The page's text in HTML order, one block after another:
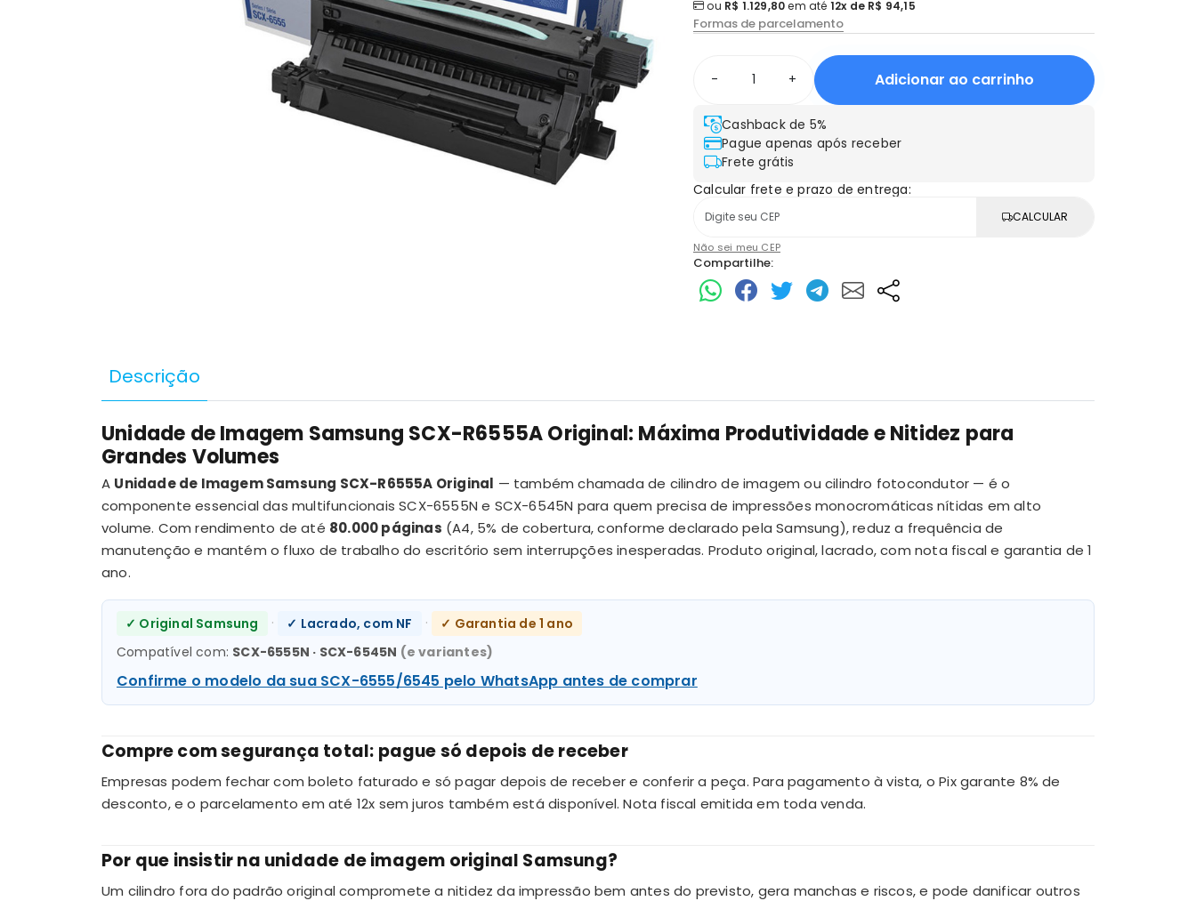
ou R$ 1.129,80em até 12x de R$ 94,15
Formas de parcelamento
- + Adicionar ao carrinho
Cashback de 5%
Pague apenas após receber
Frete grátis
Calcular frete e prazo de entrega:
CALCULAR
Não sei meu CEP
Compartilhe:
Descrição
Unidade de Imagem Samsung SCX-R6555A Original: Máxima Produtividade e Nitidez para
Grandes Volumes
A Unidade de Imagem Samsung SCX-R6555A Original — também chamada de cilindro de imagem ou cilindro fotocondutor — é o
componente essencial das multifuncionais SCX-6555N e SCX-6545N para quem precisa de impressões monocromáticas nítidas em alto
volume. Com rendimento de até 80.000 páginas (A4, 5% de cobertura, conforme declarado pela Samsung), reduz a frequência de
manutenção e mantém o fluxo de trabalho do escritório sem interrupções inesperadas. Produto original, lacrado, com nota fiscal e garantia de 1
ano.
✓ Original Samsung · ✓ Lacrado, com NF ·
✓ Garantia de 1 ano
Compatível com: SCX-6555N · SCX-6545N (e variantes)
Confirme o modelo da sua SCX-6555/6545 pelo WhatsApp antes de comprar
Compre com segurança total: pague só depois de receber
Empresas podem fechar com boleto faturado e só pagar depois de receber e conferir a peça. Para pagamento à vista, o Pix garante 8% de
desconto, e o parcelamento em até 12x sem juros também está disponível. Nota fiscal emitida em toda venda.
Por que insistir na unidade de imagem original Samsung?
Um cilindro fora do padrão original compromete a nitidez da impressão bem antes do previsto, gera manchas e riscos, e pode danificar outros